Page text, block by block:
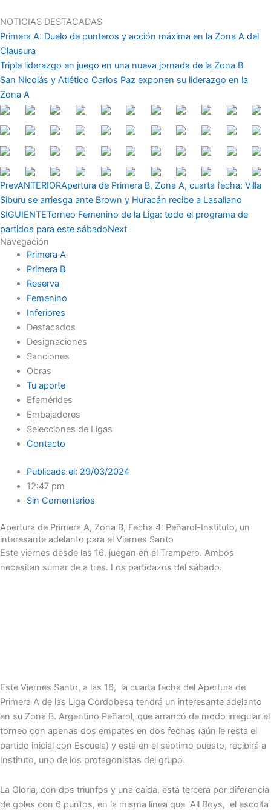
al
contenido
NOTICIAS DESTACADAS
Primera A: Duelo de punteros y acción máxima en la Zona A del
Clausura
Triple liderazgo en juego en una nueva jornada de la Zona B
San Nicolás y Atlético Carlos Paz exponen su liderazgo en la
Zona A
PrevANTERIORApertura de Primera B, Zona A, cuarta fecha: Villa
Siburu se arriesga ante Brown y Huracán recibe a Lasallano
SIGUIENTETorneo Femenino de la Liga: todo el programa de
partidos para este sábadoNext
Navegación
Primera A
Primera B
Reserva
Femenino
Inferiores
Destacados
Designaciones
Sanciones
Obras
Tu aporte
Efemérides
Embajadores
Selecciones de Ligas
Contacto
Publicada el: 29/03/2024
12:47 pm
Sin Comentarios
Apertura de Primera A, Zona B, Fecha 4: Peñarol-Instituto, un
interesante adelanto para el Viernes Santo
Este viernes desde las 16, juegan en el Trampero. Ambos
necesitan sumar de a tres. Los partidazos del sábado.
Este Viernes Santo, a las 16, la cuarta fecha del Apertura de
Primera A de las Liga Cordobesa tendrá un interesante adelanto
en su Zona B. Argentino Peñarol, que arrancó de modo irregular el
torneo con apenas dos empates en dos fechas (aún le resta el
partido inicial con Escuela) y está en el séptimo puesto, recibirá a
Instituto, uno de los protagonistas del grupo.
La Gloria, con dos triunfos y una caída, está tercera por diferencia
de goles con 6 puntos, en la misma línea que All Boys, el escolta